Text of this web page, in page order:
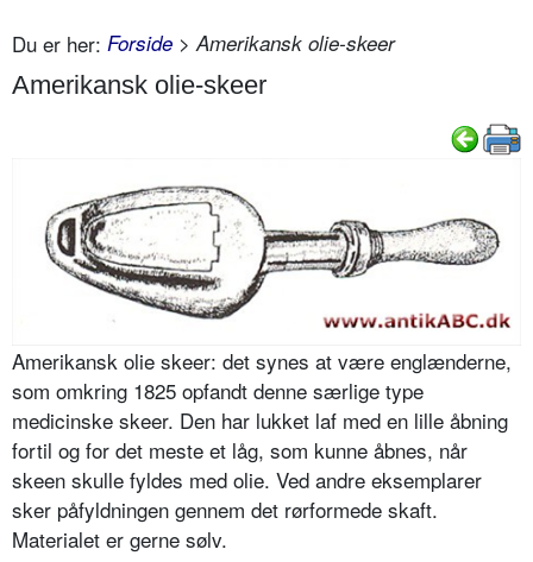
Du er her: Forside > Amerikansk olie-skeer
Amerikansk olie-skeer
Amerikansk olie skeer: det synes at være englænderne,
som omkring 1825 opfandt denne særlige type
medicinske skeer. Den har lukket laf med en lille åbning
fortil og for det meste et låg, som kunne åbnes, når
skeen skulle fyldes med olie. Ved andre eksemplarer
sker påfyldningen gennem det rørformede skaft.
Materialet er gerne sølv.